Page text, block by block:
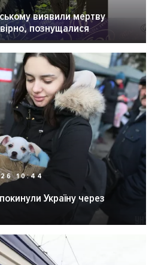
виявили мертву
познущалися
10:44
Україну через